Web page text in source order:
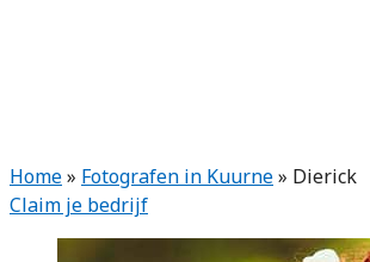
Home» Fotografen in Kuurne» Dierick
Claim je bedrijf